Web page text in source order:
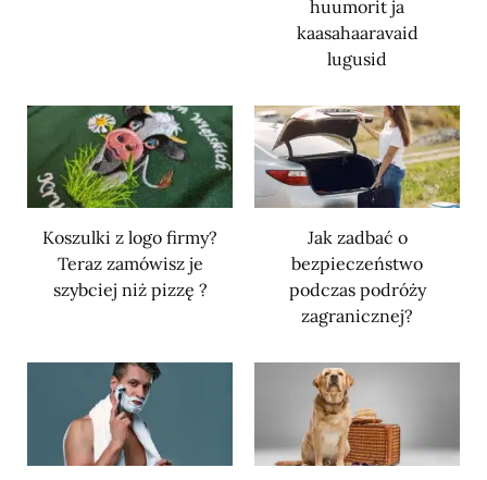
huumorit ja
kaasahaaravaid
lugusid
Koszulki z logo firmy?
Teraz zamówisz je
szybciej niż pizzę ?
Jak zadbać o
bezpieczeństwo
podczas podróży
zagranicznej?